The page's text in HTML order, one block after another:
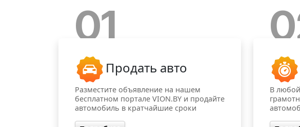
01
Продать авто
Разместите объявление на нашем
бесплатном портале VION.BY и продайте
автомобиль в кратчайшие сроки
В